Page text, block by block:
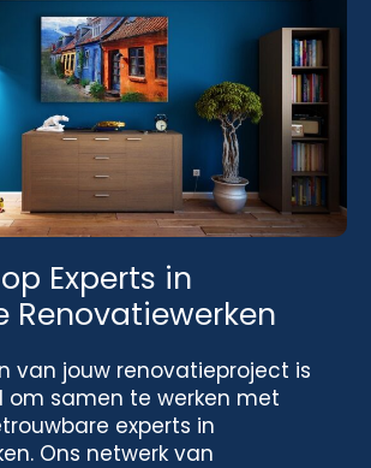
Experts in
Renovatiewerken
van jouw renovatieproject is
om samen te werken met
experts in
Ons netwerk van